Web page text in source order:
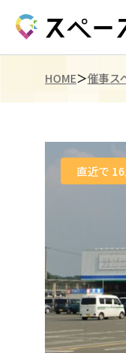
HOME 催事ス
直近で 16